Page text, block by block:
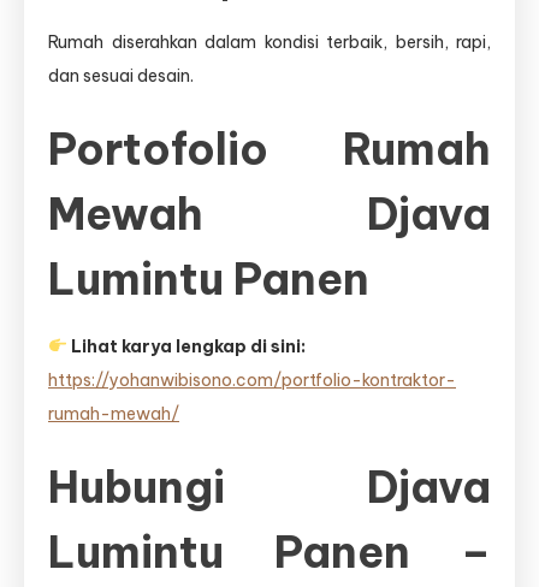
Rumah diserahkan dalam kondisi terbaik, bersih, rapi,
dan sesuai desain.
Portofolio Rumah
Mewah Djava
Lumintu Panen
Lihat karya lengkap di sini:
https://yohanwibisono.com/portfolio-kontraktor-
rumah-mewah/
Hubungi Djava
Lumintu Panen –